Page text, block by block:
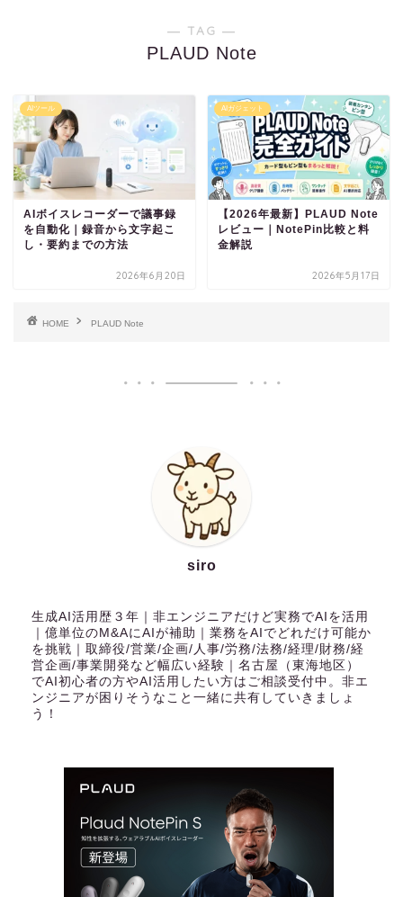
― TAG ―
PLAUD Note
AIツール
AIボイスレコーダーで議事録
を自動化｜録音から文字起こ
し・要約までの方法
2026年6月20日
AIガジェット
【2026年最新】PLAUD Note
レビュー｜NotePin比較と料
金解説
2026年5月17日
HOME PLAUD Note
siro
生成AI活用歴３年｜非エンジニアだけど実務でAIを活用
｜億単位のM&AにAIが補助｜業務をAIでどれだけ可能か
を挑戦｜取締役/営業/企画/人事/労務/法務/経理/財務/経
営企画/事業開発など幅広い経験｜名古屋（東海地区）
でAI初心者の方やAI活用したい方はご相談受付中。非エ
ンジニアが困りそうなこと一緒に共有していきましょ
う！